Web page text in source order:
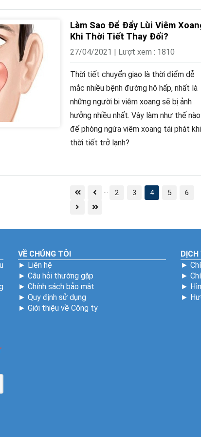
VỀ CHÚNG TÔI
► Liên hệ
►Câu hỏi thường gặp
►Chính sách bảo mật
►Quy định sử dụng
►Giới thiệu về Công ty
DỊCH
►
►
►
►
Làm Sao Để Đẩy Lùi Viêm
Khi Thời Tiết Thay Đổi?
27/04/2021 | Lượt xem : 1810
Thời tiết chuyển giao là thời điểm dễ
mắc nhiều bệnh đường hô hấp, nhất là
những người bị viêm xoang sẽ bị ảnh
hưởng nhiều nhất. Vậy làm như thế nào
để phòng ngừa viêm xoang tái phát khi
thời tiết trở lạnh?
... 2 3 4 5 6